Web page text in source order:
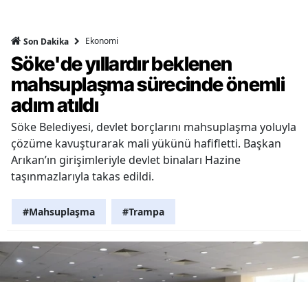
Son Dakika Ekonomi
Söke'de yıllardır beklenen
mahsuplaşma sürecinde önemli
adım atıldı
Söke Belediyesi, devlet borçlarını mahsuplaşma yoluyla
çözüme kavuşturarak mali yükünü hafifletti. Başkan
Arıkan’ın girişimleriyle devlet binaları Hazine
taşınmazlarıyla takas edildi.
#Mahsuplaşma #Trampa